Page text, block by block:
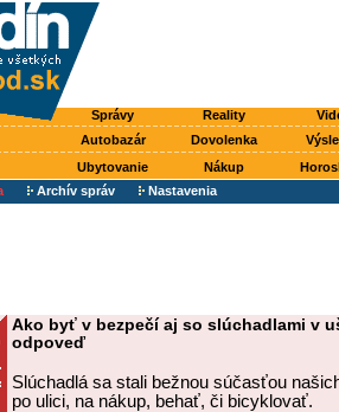
Správy Reality
Autobazár Dovolenka
Ubytovanie Nákup
Archív správ Nastavenia
Ako byť v bezpečí aj so slúchadlami v
odpoveď
Slúchadlá sa stali bežnou súčasťou
po ulici, na nákup, behať, či bicyklovať.